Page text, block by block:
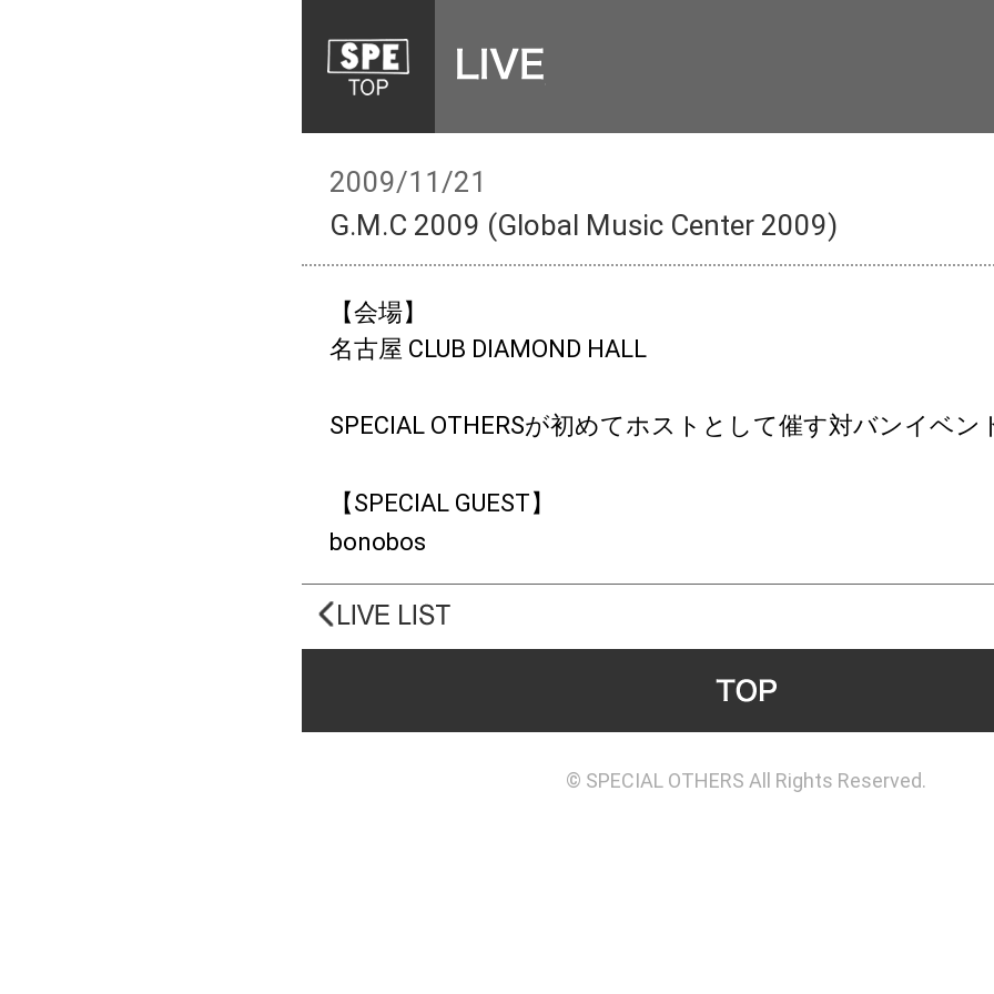
2009/11/21
G.M.C 2009 (Global Music Center 2009)
【会場】
名古屋 CLUB DIAMOND HALL
SPECIAL OTHERSが初めてホストとして催す対バンイベン
【SPECIAL GUEST】
bonobos
© SPECIAL OTHERS All Rights Reserved.